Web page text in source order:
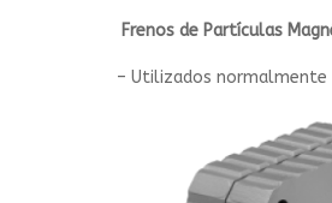
Frenos de Partículas
– Utilizados normalmente